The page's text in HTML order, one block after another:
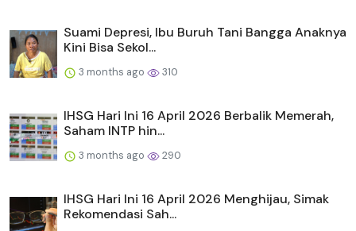
Suami Depresi, Ibu Buruh Tani Bangga Anaknya
Kini Bisa Sekol...
3 months ago 310
IHSG Hari Ini 16 April 2026 Berbalik Memerah,
Saham INTP hin...
3 months ago 290
IHSG Hari Ini 16 April 2026 Menghijau, Simak
Rekomendasi Sah...